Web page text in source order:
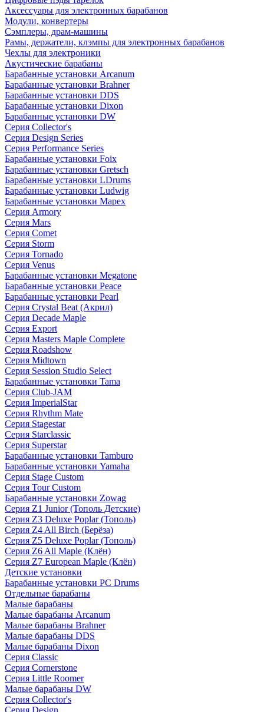
Аксессуары для электронных барабанов
Модули, конвертеры
Сэмплеры, драм-машины
Рамы, держатели, клэмпы для электронных барабанов
Чехлы для электроники
Акустические барабаны
Барабанные установки Arcanum
Барабанные установки Brahner
Барабанные установки DDS
Барабанные установки Dixon
Барабанные установки DW
Серия Collector's
Серия Design Series
Серия Performance Series
Барабанные установки Foix
Барабанные установки Gretsch
Барабанные установки LDrums
Барабанные установки Ludwig
Барабанные установки Mapex
Серия Armory
Серия Mars
Серия Comet
Серия Storm
Серия Tornado
Серия Venus
Барабанные установки Megatone
Барабанные установки Peace
Барабанные установки Pearl
Серия Crystal Beat (Акрил)
Серия Decade Maple
Серия Export
Серия Masters Maple Complete
Серия Roadshow
Серия Midtown
Серия Session Studio Select
Барабанные установки Tama
Серия Club-JAM
Серия ImperialStar
Серия Rhythm Mate
Серия Stagestar
Серия Starclassic
Серия Superstar
Барабанные установки Tamburo
Барабанные установки Yamaha
Серия Stage Custom
Серия Tour Custom
Барабанные установки Zowag
Серия Z1 Junior (Тополь Детские)
Серия Z3 Deluxe Poplar (Тополь)
Серия Z4 All Birch (Берёза)
Серия Z5 Deluxe Poplar (Тополь)
Серия Z6 All Maple (Клён)
Серия Z7 European Maple (Клён)
Детские установки
Барабанные установки PC Drums
Отдельные барабаны
Малые барабаны
Малые барабаны Arcanum
Малые барабаны Brahner
Малые барабаны DDS
Малые барабаны Dixon
Серия Classic
Серия Cornerstone
Серия Little Roomer
Малые барабаны DW
Серия Collector's
Серия Design